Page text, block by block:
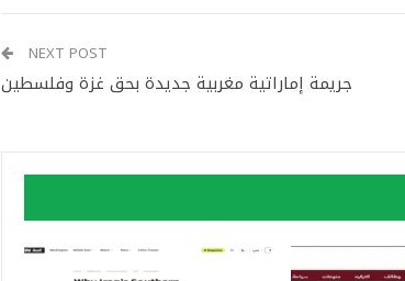
NEXT POST
جريمة إماراتية مغربية جديدة بحق غزة وفلسطين